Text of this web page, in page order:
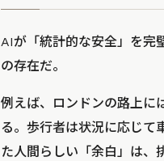
AIが「統計的な安全」を完
の存在だ。
例えば、ロンドンの路上に
る。歩行者は状況に応じて
た人間らしい「余白」は、